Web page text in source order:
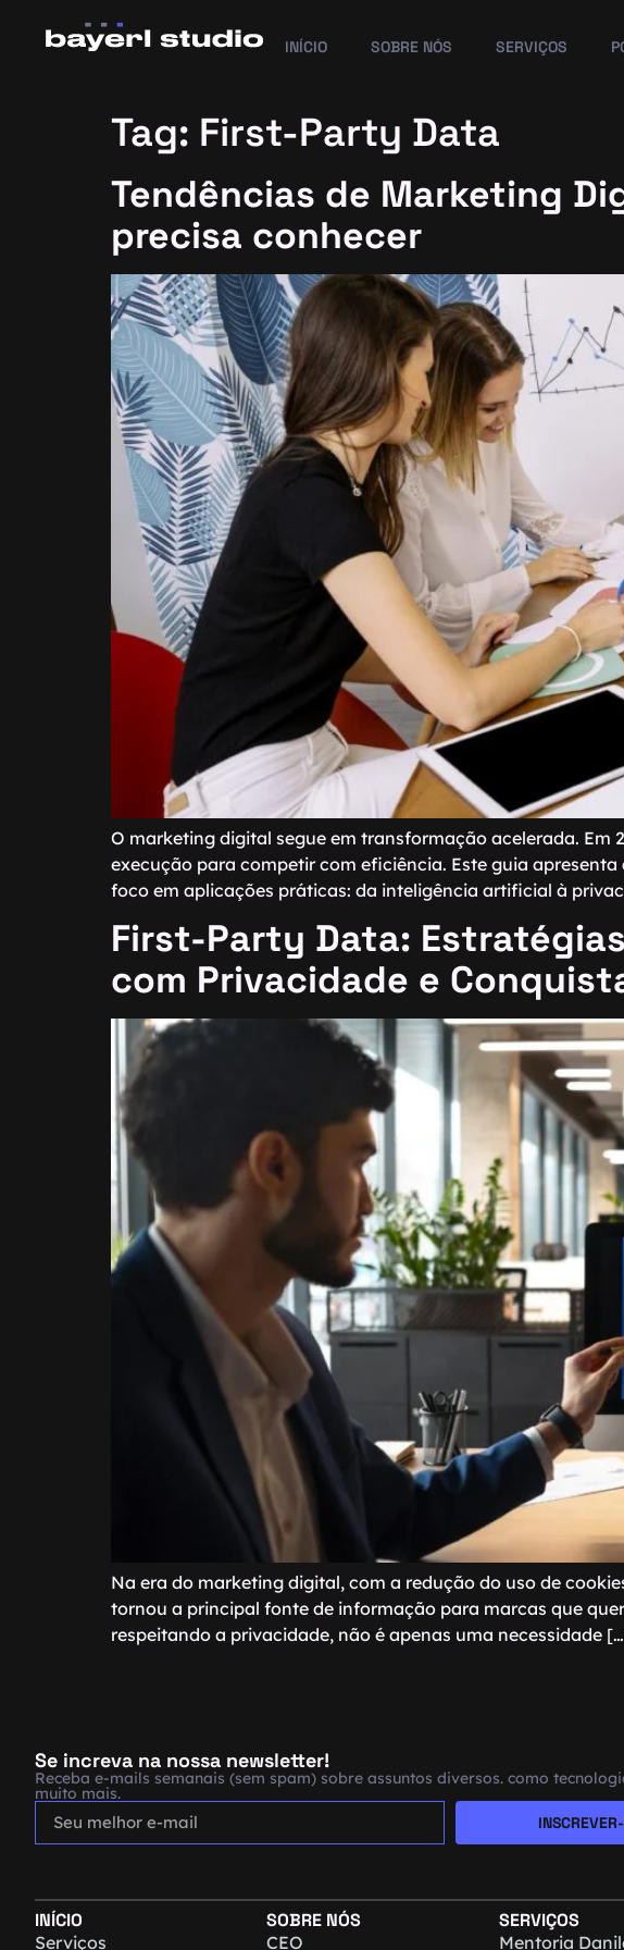
INÍCIO SOBRE NÓS SERVIÇOS
Tag: First-Party Data
Tendências de Marketing
precisa conhecer
O marketing digital segue em transformação acelerada. Em
execução para competir com eficiência. Este guia
foco em aplicações práticas: da inteligência artificial à
First-Party Data:
com Privacidade e
Na era do marketing digital, com a redução do uso de
tornou a principal fonte de informação para marcas que
respeitando a privacidade, não é apenas uma necessidade
Se increva na nossa newsletter!
Receba e-mails semanais (sem spam) sobre assuntos diversos. como
muito mais.
INÍCIO
Serviços
SOBRE NÓS
CEO
SERVIÇOS
Mentoria